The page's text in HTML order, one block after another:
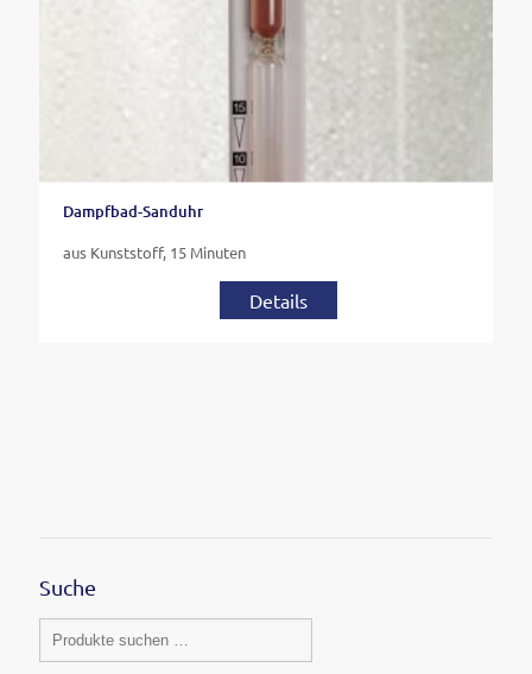
Dampfbad-Sanduhr
aus Kunststoff, 15 Minuten
Details
Suche